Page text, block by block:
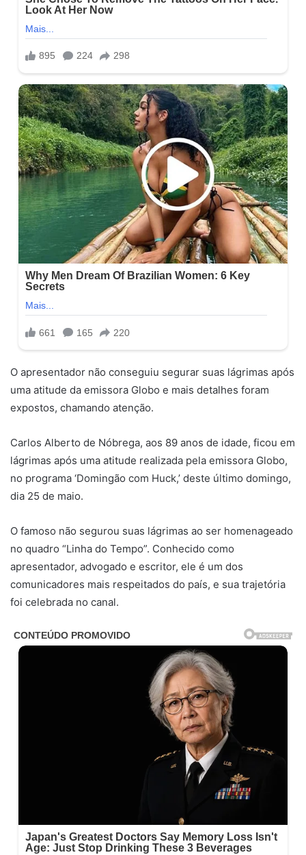
O apresentador não conseguiu segurar suas lágrimas após
uma atitude da emissora Globo e mais detalhes foram
expostos, chamando atenção.
Carlos Alberto de Nóbrega, aos 89 anos de idade, ficou em
lágrimas após uma atitude realizada pela emissora Globo,
no programa ‘Domingão com Huck,’ deste último domingo,
dia 25 de maio.
O famoso não segurou suas lágrimas ao ser homenageado
no quadro “Linha do Tempo”. Conhecido como
apresentador, advogado e escritor, ele é um dos
comunicadores mais respeitados do país, e sua trajetória
foi celebrada no canal.